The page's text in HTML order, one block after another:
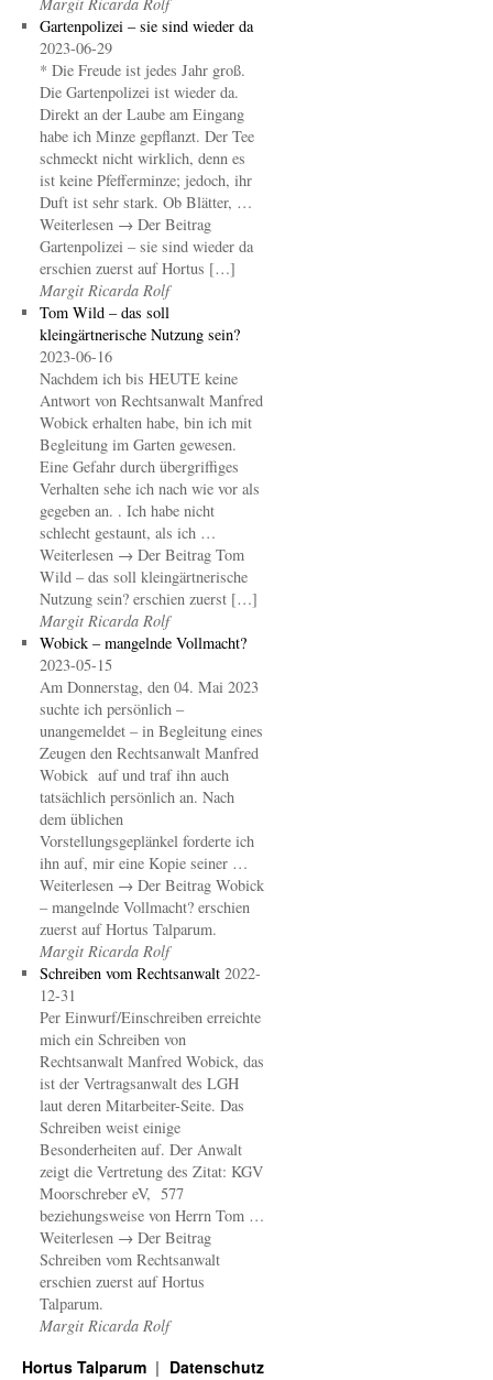
Gartenpolizei – sie sind wieder da
2023-06-29
* Die Freude ist jedes Jahr groß.
Die Gartenpolizei ist wieder da.
Direkt an der Laube am Eingang
habe ich Minze gepflanzt. Der Tee
schmeckt nicht wirklich, denn es
ist keine Pfefferminze; jedoch, ihr
Duft ist sehr stark. Ob Blätter, …
Weiterlesen → Der Beitrag
Gartenpolizei – sie sind wieder da
erschien zuerst auf Hortus […]
Margit Ricarda Rolf
Tom Wild – das soll
kleingärtnerische Nutzung sein?
2023-06-16
Nachdem ich bis HEUTE keine
Antwort von Rechtsanwalt Manfred
Wobick erhalten habe, bin ich mit
Begleitung im Garten gewesen.
Eine Gefahr durch übergriffiges
Verhalten sehe ich nach wie vor als
gegeben an. . Ich habe nicht
schlecht gestaunt, als ich …
Weiterlesen → Der Beitrag Tom
Wild – das soll kleingärtnerische
Nutzung sein? erschien zuerst […]
Margit Ricarda Rolf
Wobick – mangelnde Vollmacht?
2023-05-15
Am Donnerstag, den 04. Mai 2023
suchte ich persönlich –
unangemeldet – in Begleitung eines
Zeugen den Rechtsanwalt Manfred
Wobick auf und traf ihn auch
tatsächlich persönlich an. Nach
dem üblichen
Vorstellungsgeplänkel forderte ich
ihn auf, mir eine Kopie seiner …
Weiterlesen → Der Beitrag Wobick
– mangelnde Vollmacht? erschien
zuerst auf Hortus Talparum.
Margit Ricarda Rolf
Schreiben vom Rechtsanwalt 2022-
12-31
Per Einwurf/Einschreiben erreichte
mich ein Schreiben von
Rechtsanwalt Manfred Wobick, das
ist der Vertragsanwalt des LGH
laut deren Mitarbeiter-Seite. Das
Schreiben weist einige
Besonderheiten auf. Der Anwalt
zeigt die Vertretung des Zitat: KGV
Moorschreber eV, 577
beziehungsweise von Herrn Tom …
Weiterlesen → Der Beitrag
Schreiben vom Rechtsanwalt
erschien zuerst auf Hortus
Talparum.
Margit Ricarda Rolf
Hortus Talparum Datenschutz